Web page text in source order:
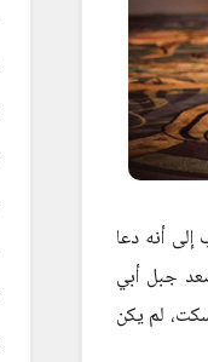
إلى أنه دعا
جبل أبي
سكت، لم يكن